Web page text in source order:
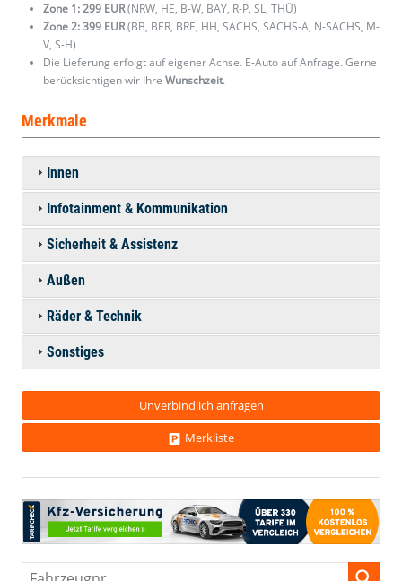
Zone 1: 299 EUR(NRW, HE, B-W, BAY, R-P, SL, THÜ)
Zone 2: 399 EUR(BB, BER, BRE, HH, SACHS, SACHS-A, N-SACHS, M-
V, S-H)
Die Lieferung erfolgt auf eigener Achse. E-Auto auf Anfrage. Gerne
berücksichtigen wir Ihre Wunschzeit.
Merkmale
Innen
Infotainment & Kommunikation
Sicherheit & Assistenz
Außen
Räder & Technik
Sonstiges
Unverbindlich anfragen
Merkliste
Fahrzeugnr.